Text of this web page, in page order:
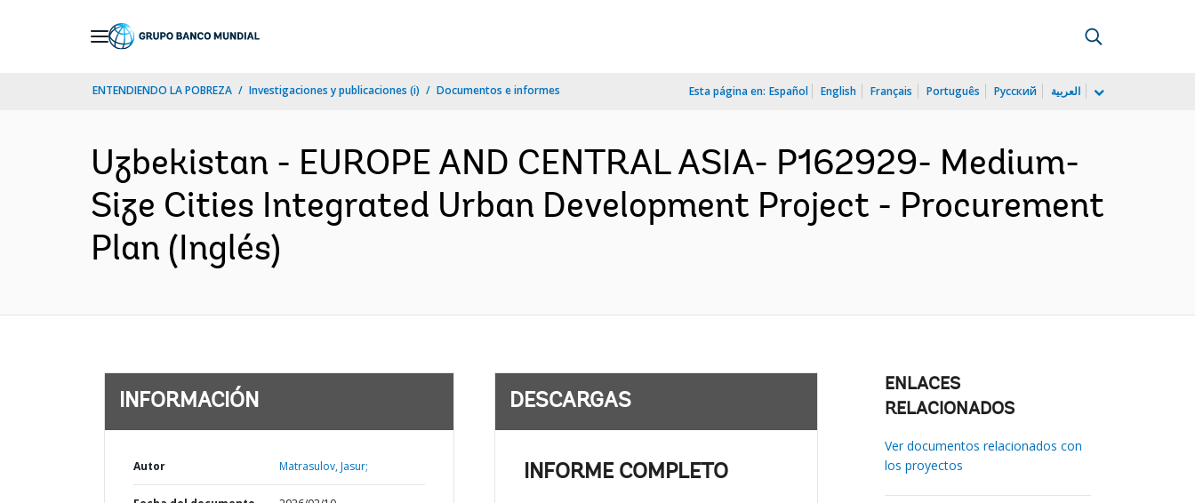
ENTENDIENDO LA POBREZA Investigaciones y publicaciones (i) Documentos e informes Esta página en: Español English Français Português Русский العربية
Uzbekistan - EUROPE AND CENTRAL ASIA- P162929- Medium-
Size Cities Integrated Urban Development Project - Procurement
Plan (Inglés)
INFORMACIÓN
Autor Matrasulov, Jasur;
DESCARGAS
INFORME COMPLETO
ENLACES
RELACIONADOS
Ver documentos relacionados con
los proyectos